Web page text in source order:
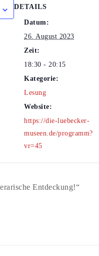
DETAILS
Datum:
26. August 2023
Zeit:
18:30 - 20:15
Kategorie:
Lesung
Website:
https://die-luebecker-
museen.de/programm?
vr=45
Entdeckung!“